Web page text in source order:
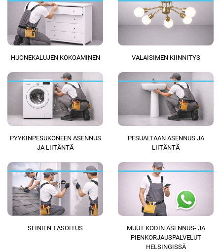
HUONEKALUJEN KOKOAMINEN VALAISIMEN KIINNITYS
PYYKINPESUKONEEN ASENNUS
JA LIITÄNTÄ
PESUALTAAN ASENNUS JA
LIITÄNTÄ
SEINIEN TASOITUS
MUUT KODIN ASENNUS- JA
PIENKORJAUSPALVELUT
HELSINGISSÄ